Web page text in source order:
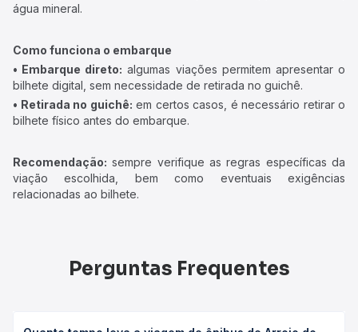
água mineral.
Como funciona o embarque
• Embarque direto: algumas viações permitem apresentar o
bilhete digital, sem necessidade de retirada no guichê.
• Retirada no guichê: em certos casos, é necessário retirar o
bilhete físico antes do embarque.
Recomendação: sempre verifique as regras específicas da
viação escolhida, bem como eventuais exigências
relacionadas ao bilhete.
Perguntas Frequentes